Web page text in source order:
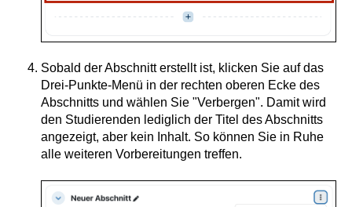
Sobald der Abschnitt erstellt ist, klicken Sie auf das
Drei-Punkte-Menü in der rechten oberen Ecke des
Abschnitts und wählen Sie "Verbergen". Damit wird
den Studierenden lediglich der Titel des Abschnitts
angezeigt, aber kein Inhalt. So können Sie in Ruhe
alle weiteren Vorbereitungen treffen.